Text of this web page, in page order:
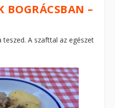
BOGRÁCSBAN –
A szafttal az egészet